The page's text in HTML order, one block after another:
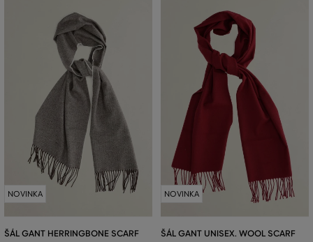
NOVINKA
ŠÁL GANT HERRINGBONE SCARF
NOVINKA
ŠÁL GANT UNISEX. WOOL SCARF